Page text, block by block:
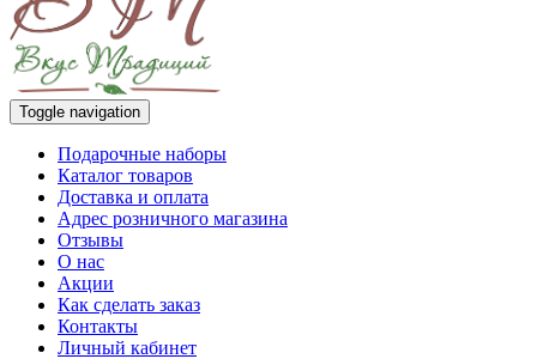
Toggle navigation
Подарочные наборы
Каталог товаров
Доставка и оплата
Адрес розничного магазина
Отзывы
О нас
Акции
Как сделать заказ
Контакты
Личный кабинет